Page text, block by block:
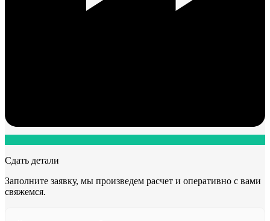
Сдать детали
Заполните заявку, мы произведем расчет и оперативно с вами
свяжемся.